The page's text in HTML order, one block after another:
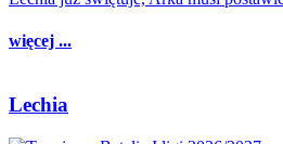
więcej ...
Lechia